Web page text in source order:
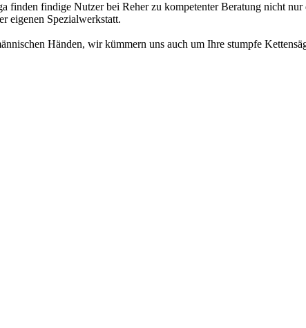
findige Nutzer bei Reher zu kompetenter Beratung nicht
eigenen Spezialwerkstatt.
Händen, wir kümmern uns auch um Ihre stumpfe